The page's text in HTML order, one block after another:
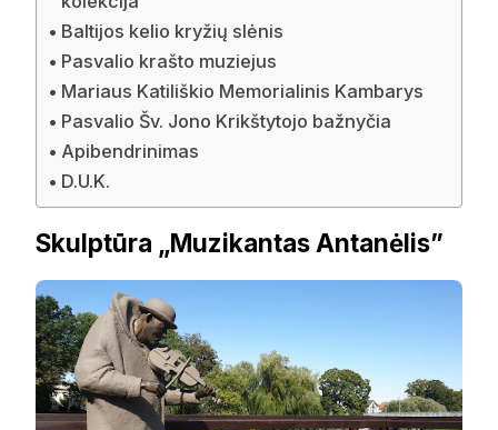
Baltijos kelio kryžių slėnis
Pasvalio krašto muziejus
Mariaus Katiliškio Memorialinis Kambarys
Pasvalio Šv. Jono Krikštytojo bažnyčia
Apibendrinimas
D.U.K.
Skulptūra „Muzikantas Antanėlis”